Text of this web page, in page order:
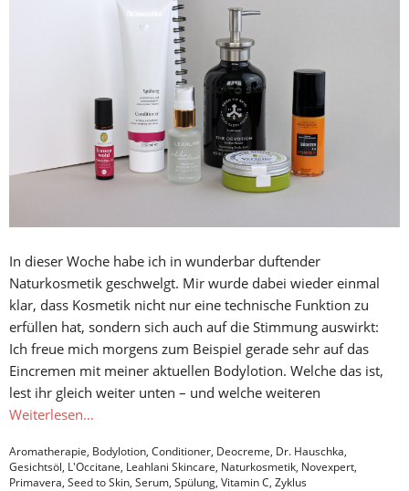
In dieser Woche habe ich in wunderbar duftender
Naturkosmetik geschwelgt. Mir wurde dabei wieder einmal
klar, dass Kosmetik nicht nur eine technische Funktion zu
erfüllen hat, sondern sich auch auf die Stimmung auswirkt:
Ich freue mich morgens zum Beispiel gerade sehr auf das
Eincremen mit meiner aktuellen Bodylotion. Welche das ist,
lest ihr gleich weiter unten – und welche weiteren
Weiterlesen…
Aromatherapie, Bodylotion, Conditioner, Deocreme, Dr. Hauschka,
Gesichtsöl, L'Occitane, Leahlani Skincare, Naturkosmetik, Novexpert,
Primavera, Seed to Skin, Serum, Spülung, Vitamin C, Zyklus